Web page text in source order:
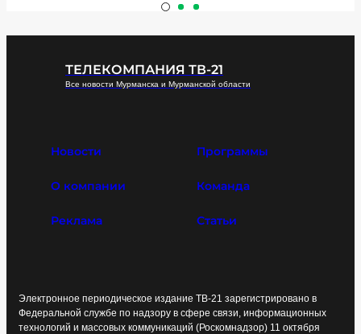
ТЕЛЕКОМПАНИЯ ТВ-21
Все новости Мурманска и Мурманской области
Новости Программы
О компании Команда
Реклама Статьи
Электронное периодическое издание ТВ-21 зарегистрировано в
Федеральной службе по надзору в сфере связи, информационных
технологий и массовых коммуникаций (Роскомнадзор) 11 октября